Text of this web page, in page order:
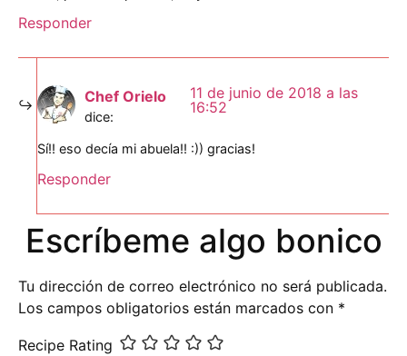
Responder
Chef Orielo
dice:
11 de junio de 2018 a las
16:52
Sí!! eso decía mi abuela!! :)) gracias!
Responder
Escríbeme algo bonico
Tu dirección de correo electrónico no será publicada.
Los campos obligatorios están marcados con *
Recipe Rating